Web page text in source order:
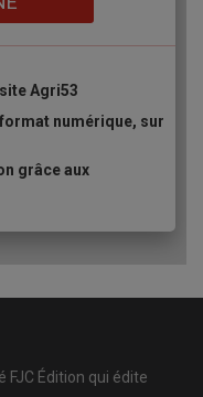
Agri53
numérique, sur
grâce aux
Édition qui édite